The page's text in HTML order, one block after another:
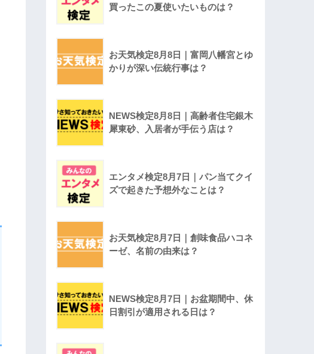
買ったこの夏使いたいものは？
お天気検定8月8日｜富岡八幡宮とゆ
かりが深い伝統行事は？
NEWS検定8月8日｜高齢者住宅銀木
犀東砂、入居者が手伝う店は？
エンタメ検定8月7日｜パン当てクイ
ズで起きた予想外なことは？
お天気検定8月7日｜創味食品ハコネ
ーゼ、名前の由来は？
NEWS検定8月7日｜お盆期間中、休
日割引が適用される日は？